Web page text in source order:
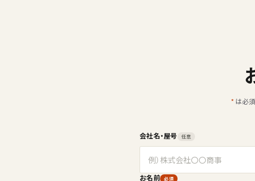
* は必
会社名・屋号 任意
お名前 必須